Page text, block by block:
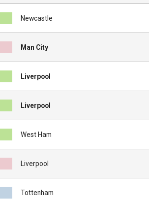
Newcastle
Man City
Liverpool
Liverpool
West Ham
Liverpool
Tottenham